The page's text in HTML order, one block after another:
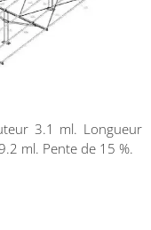
3.1 ml. Longueur
ml. Pente de 15 %.